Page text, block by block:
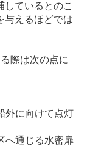
しているとのこ
与えるほどでは
際は次の点に
外に向けて点灯
へ通じる水密扉